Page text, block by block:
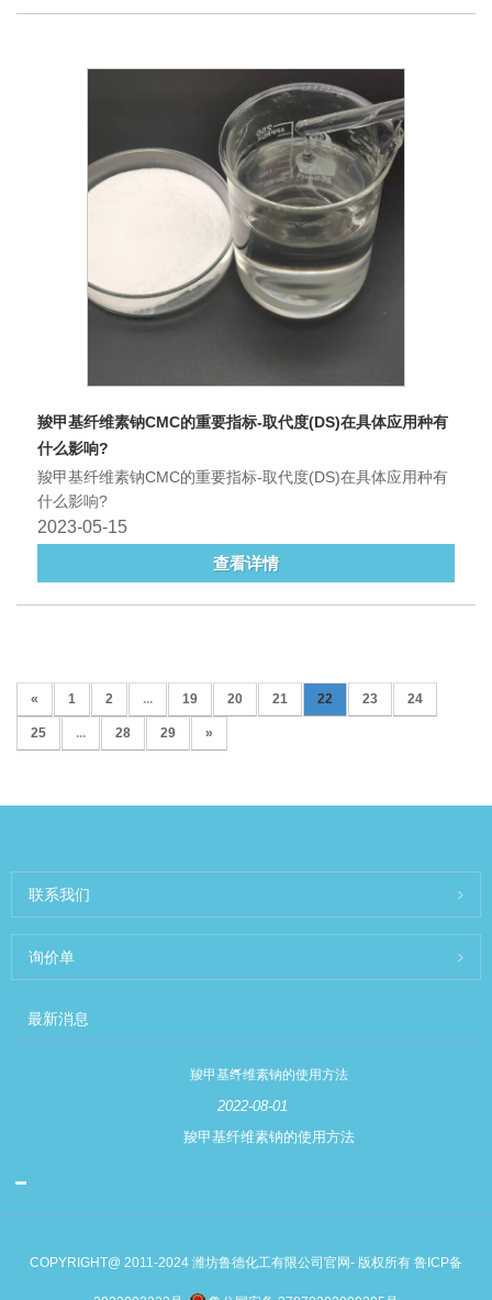
羧甲基纤维素钠CMC的重要指标-取代度(DS)在具体应用种有
什么影响?
羧甲基纤维素钠CMC的重要指标-取代度(DS)在具体应用种有
什么影响?
2023-05-15
查看详情
« 1 2 ... 19 20 21 22 23 24
25 ... 28 29 »
联系我们
询价单
最新消息
羧甲基纤维素钠的使用方法
2022-08-01
羧甲基纤维素钠的使用方法
COPYRIGHT@ 2011-2024 潍坊鲁德化工有限公司官网- 版权所有 鲁ICP备